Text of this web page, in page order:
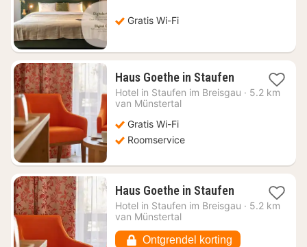
Gratis Wi-Fi
Haus Goethe in Staufen1
nacht
Hotel in Staufen im Breisgau · 5.2 km
van Münstertal
Gratis Wi-Fi
Roomservice
Haus Goethe in Staufen1
nacht
92,52
Hotel in Staufen im Breisgau · 5.2 km
van Münstertal
Ontgrendel korting